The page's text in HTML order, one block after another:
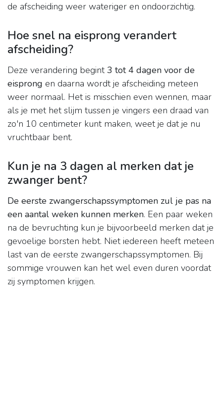
de afscheiding weer wateriger en ondoorzichtig.
Hoe snel na eisprong verandert
afscheiding?
Deze verandering begint3 tot 4 dagen voor de
eisprong en daarna wordt je afscheiding meteen
weer normaal. Het is misschien even wennen, maar
als je met het slijm tussen je vingers een draad van
zo'n 10 centimeter kunt maken, weet je dat je nu
vruchtbaar bent.
Kun je na 3 dagen al merken dat je
zwanger bent?
De eerste zwangerschapssymptomen zul je pas na
een aantal weken kunnen merken. Een paar weken
na de bevruchting kun je bijvoorbeeld merken dat je
gevoelige borsten hebt. Niet iedereen heeft meteen
last van de eerste zwangerschapssymptomen. Bij
sommige vrouwen kan het wel even duren voordat
zij symptomen krijgen.